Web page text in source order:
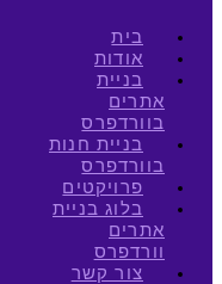
בית
אודות
בניית
אתרים
בוורדפרס
בניית חנות
בוורדפרס
פרויקטים
בלוג בניית
אתרים
וורדפרס
צור קשר